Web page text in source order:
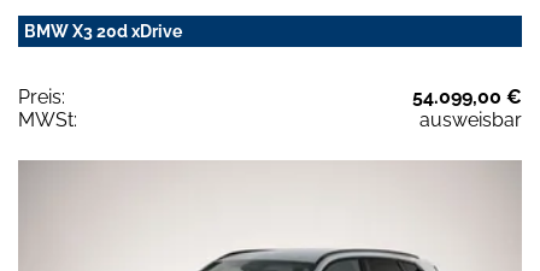
BMW X3 20d xDrive
Preis:
54.099,00 €
MWSt:
ausweisbar